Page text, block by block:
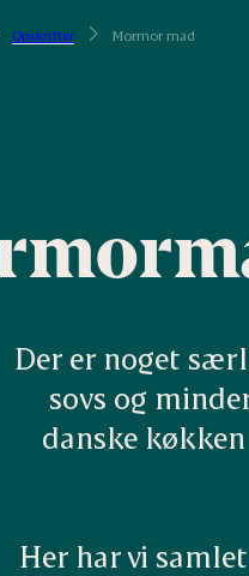
Opskrifter Mormor mad
Der er noget
sovs og
danske
Her har vi